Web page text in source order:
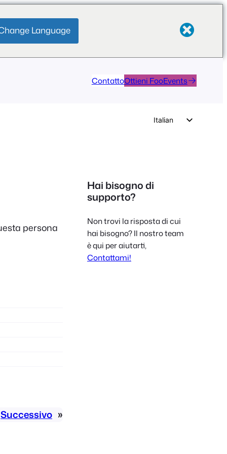
Language
ContattoOttieni FooEvents
Italian
French
Polish
persona
Successivo »
Hai bisogno di
supporto?
Non trovi la risposta di cui
hai bisogno? Il nostro team
è qui per aiutarti,
Contattami!